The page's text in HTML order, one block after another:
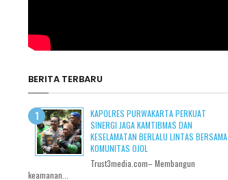
BERITA TERBARU
KAPOLRES PURWAKARTA PERKUAT
SINERGI JAGA KAMTIBMAS DAN
KESELAMATAN BERLALU LINTAS BERSAMA
KOMUNITAS OJOL
Trust3media.com– Membangun
keamanan...